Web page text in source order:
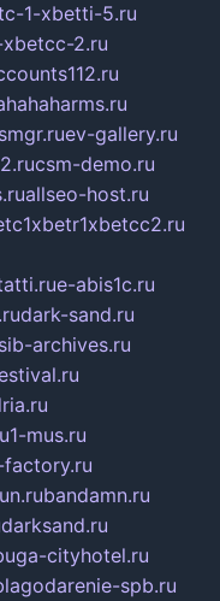
1-xbetti-5.ru
2.ru
ev-gallery.ru
csm-demo.ru
allseo-host.ru
e-abis1c.ru
dark-sand.ru
sib-archives.ru
1-mus.ru
factory.ru
bandamn.ru
darksand.ru
cityhotel.ru
spb.ru